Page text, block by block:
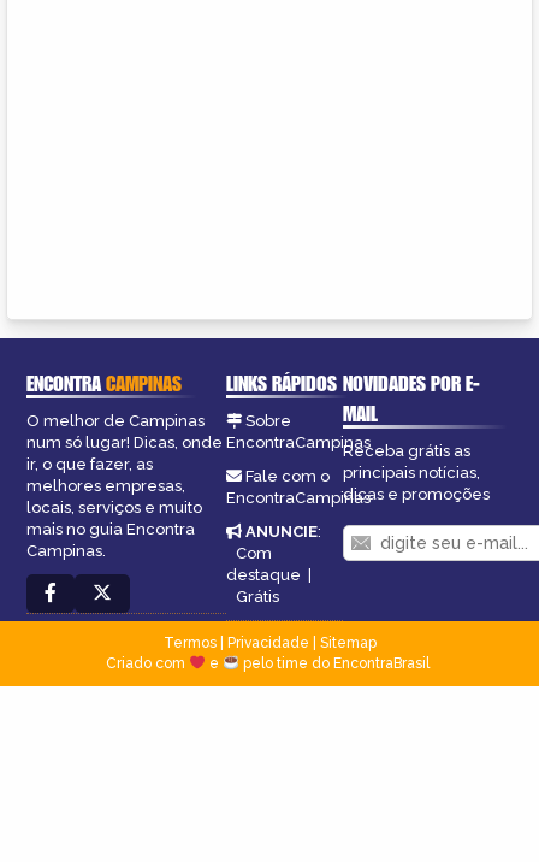
ENCONTRACAMPINAS
O melhor de Campinas
num só lugar! Dicas, onde
ir, o que fazer, as
melhores empresas,
locais, serviços e muito
mais no guia Encontra
Campinas.
LINKS RÁPIDOS
Sobre
EncontraCampinas
Fale com o
EncontraCampinas
ANUNCIE:
Com
destaque |
Grátis
NOVIDADES POR E-
MAIL
Receba grátis as
principais notícias,
dicas e promoções
Termos| Privacidade
Sitemap
Criado com
e pelo time do EncontraBrasil